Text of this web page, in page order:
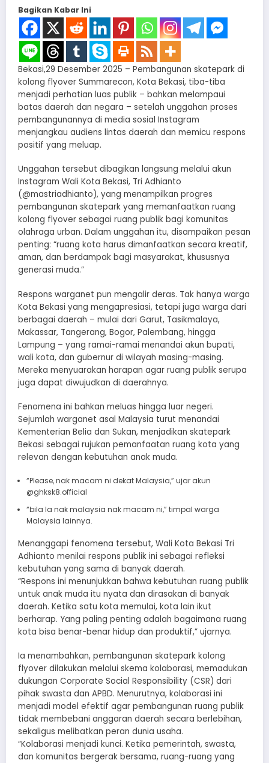
Bagikan Kabar Ini
Bekasi,29 Desember 2025 – Pembangunan skatepark di
kolong flyover Summarecon, Kota Bekasi, tiba-tiba
menjadi perhatian luas publik – bahkan melampaui
batas daerah dan negara – setelah unggahan proses
pembangunannya di media sosial Instagram
menjangkau audiens lintas daerah dan memicu respons
positif yang meluap.
Unggahan tersebut dibagikan langsung melalui akun
Instagram Wali Kota Bekasi, Tri Adhianto
(@mastriadhianto), yang menampilkan progres
pembangunan skatepark yang memanfaatkan ruang
kolong flyover sebagai ruang publik bagi komunitas
olahraga urban. Dalam unggahan itu, disampaikan pesan
penting: “ruang kota harus dimanfaatkan secara kreatif,
aman, dan berdampak bagi masyarakat, khususnya
generasi muda.”
Respons warganet pun mengalir deras. Tak hanya warga
Kota Bekasi yang mengapresiasi, tetapi juga warga dari
berbagai daerah – mulai dari Garut, Tasikmalaya,
Makassar, Tangerang, Bogor, Palembang, hingga
Lampung – yang ramai-ramai menandai akun bupati,
wali kota, dan gubernur di wilayah masing-masing.
Mereka menyuarakan harapan agar ruang publik serupa
juga dapat diwujudkan di daerahnya.
Fenomena ini bahkan meluas hingga luar negeri.
Sejumlah warganet asal Malaysia turut menandai
Kementerian Belia dan Sukan, menjadikan skatepark
Bekasi sebagai rujukan pemanfaatan ruang kota yang
relevan dengan kebutuhan anak muda.
“Please, nak macam ni dekat Malaysia,” ujar akun
@ghksk8.official
“bila la nak malaysia nak macam ni,” timpal warga
Malaysia lainnya.
Menanggapi fenomena tersebut, Wali Kota Bekasi Tri
Adhianto menilai respons publik ini sebagai refleksi
kebutuhan yang sama di banyak daerah.
“Respons ini menunjukkan bahwa kebutuhan ruang publik
untuk anak muda itu nyata dan dirasakan di banyak
daerah. Ketika satu kota memulai, kota lain ikut
berharap. Yang paling penting adalah bagaimana ruang
kota bisa benar-benar hidup dan produktif,” ujarnya.
Ia menambahkan, pembangunan skatepark kolong
flyover dilakukan melalui skema kolaborasi, memadukan
dukungan Corporate Social Responsibility (CSR) dari
pihak swasta dan APBD. Menurutnya, kolaborasi ini
menjadi model efektif agar pembangunan ruang publik
tidak membebani anggaran daerah secara berlebihan,
sekaligus melibatkan peran dunia usaha.
“Kolaborasi menjadi kunci. Ketika pemerintah, swasta,
dan komunitas bergerak bersama, ruang-ruang yang